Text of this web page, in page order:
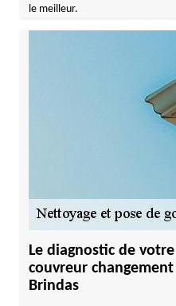
le meilleur.
Le diagnostic de
couvreur
Brindas